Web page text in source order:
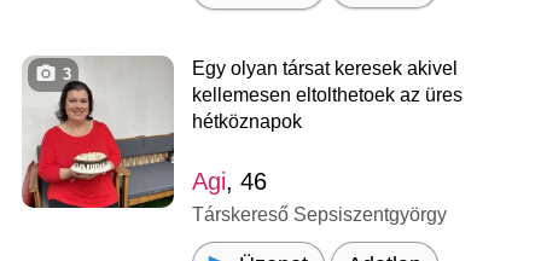
3
Egy olyan társat keresek akivel
kellemesen eltolthetoek az üres
hétköznapok
Agi, 46
Társkereső Sepsiszentgyörgy